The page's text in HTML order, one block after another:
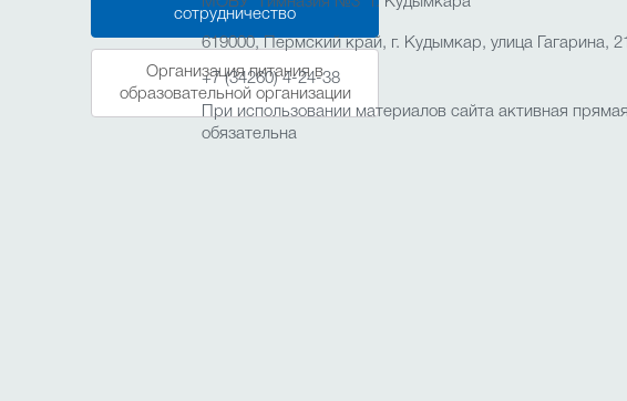
сотрудничество
Организация питания в
образовательной организации
619000, Пермский край, г. Кудымкар, улица Гагарина, 21
+7 (34260) 4-24-38
При использовании материалов сайта активная
обязательна